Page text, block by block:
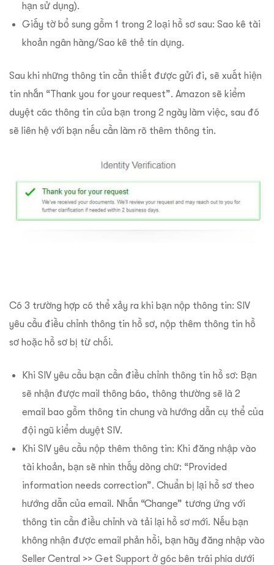
hạn sử dụng).
Giấy tờ bổ sung gồm 1 trong 2 loại hồ sơ sau: Sao kê tài
khoản ngân hàng/Sao kê thẻ tín dụng.
Sau khi những thông tin cần thiết được gửi đi, sẽ xuất hiện
tin nhắn “Thank you for your request”. Amazon sẽ kiểm
duyệt các thông tin của bạn trong 2 ngày làm việc, sau đó
sẽ liên hệ với bạn nếu cần làm rõ thêm thông tin.
Có 3 trường hợp có thể xảy ra khi bạn nộp thông tin: SIV
yêu cầu điều chỉnh thông tin hồ sơ, nộp thêm thông tin hồ
sơ hoặc hồ sơ bị từ chối.
Khi SIV yêu cầu bạn cần điều chỉnh thông tin hồ sơ: Bạn
sẽ nhận được mail thông báo, thông thường sẽ là 2
email bao gồm thông tin chung và hướng dẫn cụ thể của
đội ngũ kiểm duyệt SIV.
Khi SIV yêu cầu nộp thêm thông tin: Khi đăng nhập vào
tài khoản, bạn sẽ nhìn thấy dòng chữ: “Provided
information needs correction”. Chuẩn bị lại hồ sơ theo
hướng dẫn của email. Nhấn “Change” tương ứng với
thông tin cần điều chỉnh và tải lại hồ sơ mới. Nếu bạn
không nhận được email phản hồi, bạn hãy đăng nhập vào
Seller Central >> Get Support ở góc bên trái phía dưới